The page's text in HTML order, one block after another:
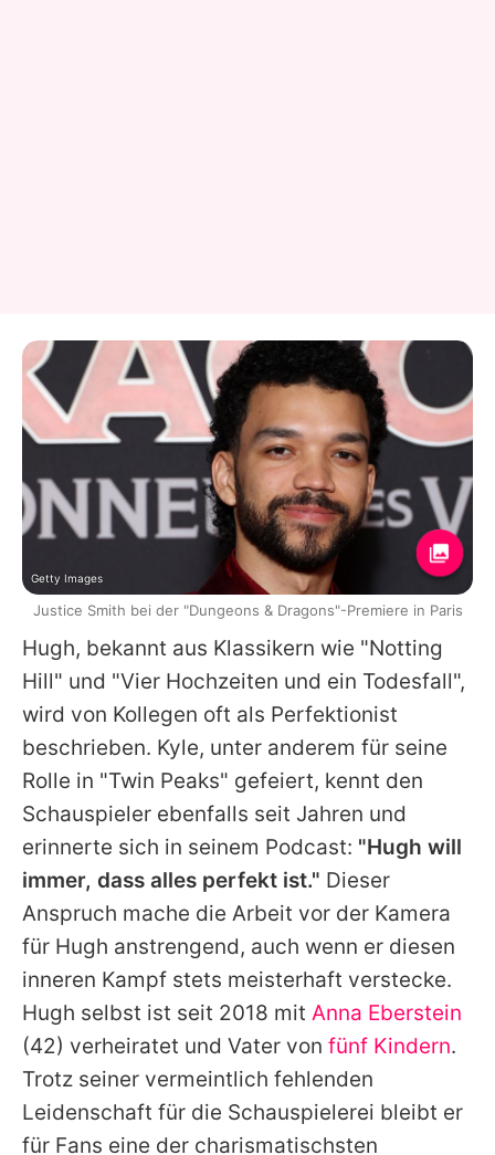
Hugh, bekannt aus Klassikern wie "Notting
Hill" und "Vier Hochzeiten und ein Todesfall",
wird von Kollegen oft als Perfektionist
beschrieben. Kyle, unter anderem für seine
Rolle in "Twin Peaks" gefeiert, kennt den
Schauspieler ebenfalls seit Jahren und
erinnerte sich in seinem Podcast: "Hugh will
immer, dass alles perfekt ist." Dieser
Anspruch mache die Arbeit vor der Kamera
für Hugh anstrengend, auch wenn er diesen
inneren Kampf stets meisterhaft verstecke.
Hugh selbst ist seit 2018 mit Anna Eberstein
(42) verheiratet und Vater von fünf Kindern.
Trotz seiner vermeintlich fehlenden
Leidenschaft für die Schauspielerei bleibt er
für Fans eine der charismatischsten
Getty Images
Justice Smith bei der "Dungeons & Dragons"-Premiere in Paris